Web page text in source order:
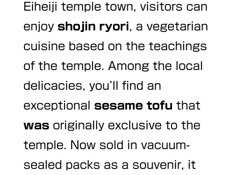
Eiheiji temple town, visitors can
enjoy shojin ryori, a vegetarian
cuisine based on the teachings
of the temple. Among the local
delicacies, you’ll find an
exceptional sesame tofu that
was originally exclusive to the
temple. Now sold in vacuum-
sealed packs as a souvenir, it